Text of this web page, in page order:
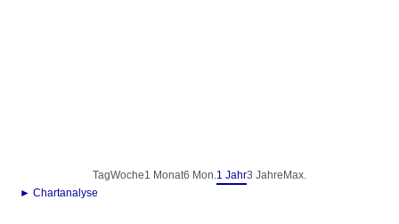
TagWoche1 Monat6 Mon.1 Jahr3 Jahre Max.
► Chartanalyse